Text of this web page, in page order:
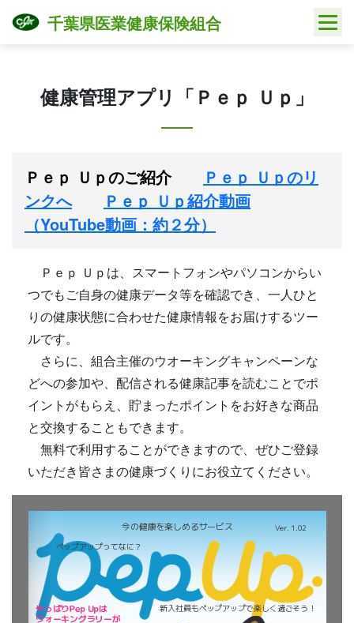
千葉県医業健康保険組合
健康管理アプリ「Ｐｅｐ Ｕｐ」
Ｐｅｐ Ｕｐのご紹介
Ｐｅｐ Ｕｐのリ
ンクへ
Ｐｅｐ Ｕｐ紹介動画
（YouTube動画：約２分）
Ｐｅｐ Ｕｐは、スマートフォンやパソコンからい
つでもご自身の健康データ等を確認でき、一人ひと
りの健康状態に合わせた健康情報をお届けするツー
ルです。
さらに、組合主催のウオーキングキャンペーンな
どへの参加や、配信される健康記事を読むことでポ
イントがもらえ、貯まったポイントをお好きな商品
と交換することもできます。
無料で利用することができますので、ぜひご登録
いただき皆さまの健康づくりにお役立てください。